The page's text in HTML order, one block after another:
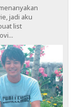
jadi aku
list